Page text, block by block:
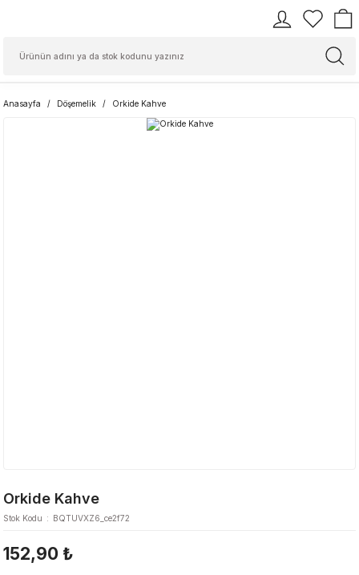
Anasayfa Döşemelik Orkide Kahve
Orkide Kahve
Stok Kodu BQTUVXZ6_ce2f72
152,90 ₺